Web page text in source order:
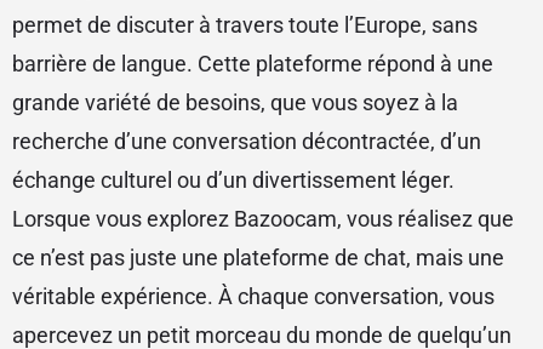
permet de discuter à travers toute l’Europe, sans
barrière de langue. Cette plateforme répond à une
grande variété de besoins, que vous soyez à la
recherche d’une conversation décontractée, d’un
échange culturel ou d’un divertissement léger.
Lorsque vous explorez Bazoocam, vous réalisez que
ce n’est pas juste une plateforme de chat, mais une
véritable expérience. À chaque conversation, vous
apercevez un petit morceau du monde de quelqu’un